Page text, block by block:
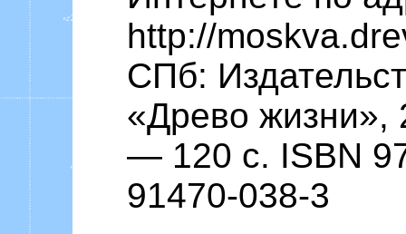
http://
СПб:
«Древо жизни»,
— 120 с. ISBN
91470-038-3